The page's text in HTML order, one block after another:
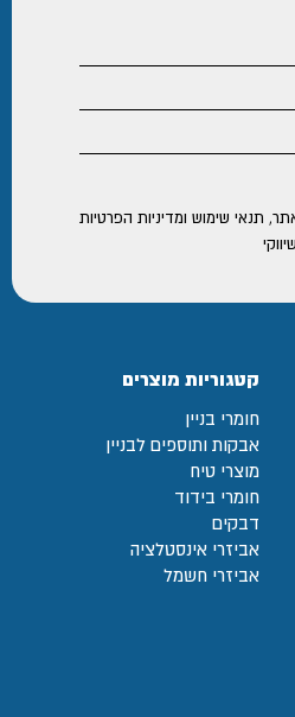
, תנאי שימוש ומדיניות הפרטיות
קטגוריות מוצרים
חומרי בניין
אבקות ותוספים לבניין
מוצרי טיח
חומרי בידוד
דבקים
אביזרי אינסטלציה
אביזרי חשמל